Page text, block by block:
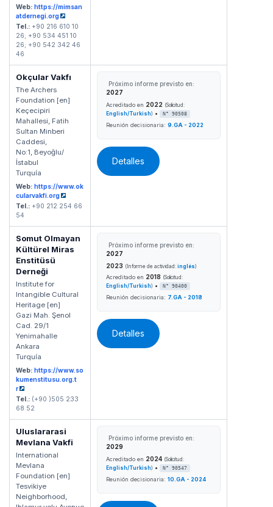
Web: https://mimsan
atdernegi.org
Tel.: +90 216 610 10
26; +90 534 451 10
26; +90 542 342 46
46
Okçular Vakfı
The Archers
Foundation [en]
Keçecipiri
Mahallesi, Fatih
Sultan Minberi
Caddesi,
No:1, Beyoğlu/
İstabul
Turquía
Web: https://www.ok
cularvakfi.org
Tel.: +90 212 254 66
54
Próximo informe previsto en:
2027
Acreditado en 2022 (Solicitud:
English/Turkish) • N° 90508
Reunión decisionaria: 9.GA - 2022
Detalles
Somut Olmayan
Kültürel Miras
Enstitüsü
Derneği
Institute for
Intangible Cultural
Heritage [en]
Gazi Mah. Şenol
Cad. 29/1
Yenimahalle
Ankara
Turquía
Web: https://www.so
kumenstitusu.org.t
r
Tel.: (+90 )505 233
68 52
Próximo informe previsto en:
2027
2023 (Informe de actividad: inglés)
Acreditado en 2018 (Solicitud:
English/Turkish) • N° 90400
Reunión decisionaria: 7.GA - 2018
Detalles
Uluslararasi
Mevlana Vakfi
International
Mevlana
Foundation [en]
Tesvikiye
Neighborhood,
Próximo informe previsto en:
2029
Acreditado en 2024 (Solicitud:
English/Turkish) • N° 90547
Reunión decisionaria: 10.GA - 2024